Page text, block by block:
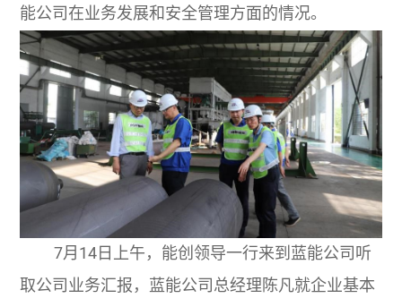
能公司在业务发展和安全管理方面的情况。
7月14日上午，能创领导一行来到蓝能公司听
取公司业务汇报，蓝能公司总经理陈凡就企业基本